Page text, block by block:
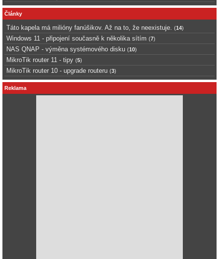
Články
Táto kapela má milióny fanúšikov. Až na to, že neexistuje. (14)
Windows 11 - připojení současně k několika sítím (7)
NAS QNAP - výměna systémového disku (10)
MikroTik router 11 - tipy (5)
MikroTik router 10 - upgrade routeru (3)
Reklama